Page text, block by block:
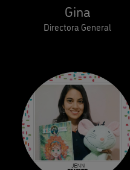
Gina
Directora General